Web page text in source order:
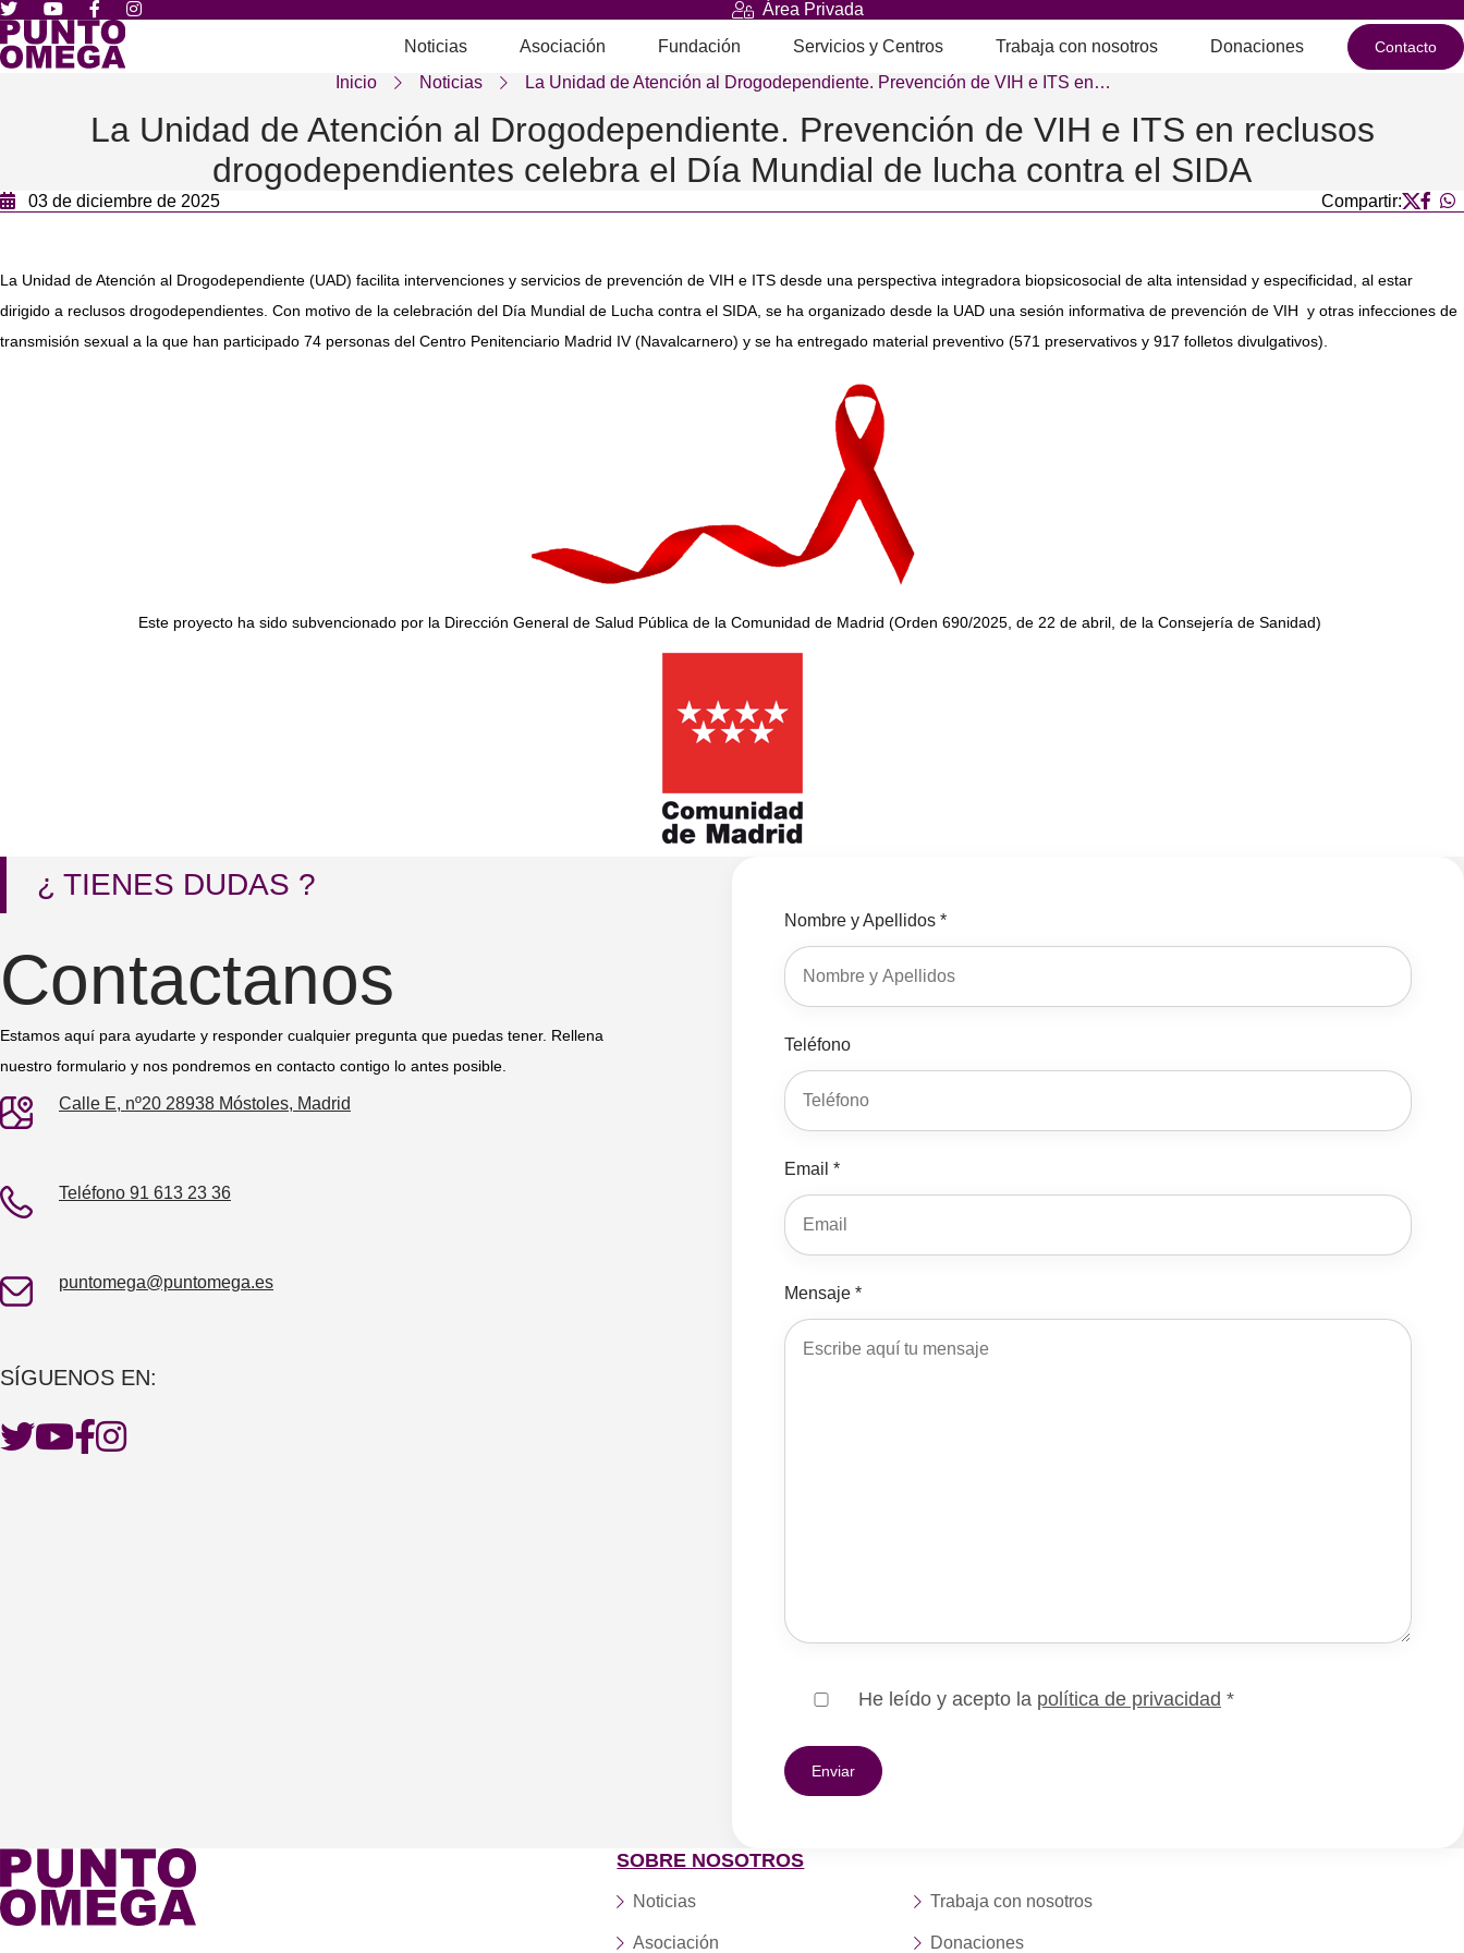
Área Privada
Noticias
Asociación Fundación Servicios y Centros Trabaja con nosotros Donaciones Contacto
Inicio Noticias La Unidad de Atención al Drogodependiente. Prevención de VIH e ITS en…
La Unidad de Atención al Drogodependiente. Prevención de VIH e ITS en reclusos
drogodependientes celebra el Día Mundial de lucha contra el SIDA
03 de diciembre de 2025 Compartir:
La Unidad de Atención al Drogodependiente (UAD) facilita intervenciones y servicios de prevención de VIH e ITS desde una perspectiva integradora biopsicosocial de alta intensidad y especificidad, al estar
dirigido a reclusos drogodependientes. Con motivo de la celebración del Día Mundial de Lucha contra el SIDA, se ha organizado desde la UAD una sesión informativa de prevención de VIH y otras infecciones de
transmisión sexual a la que han participado 74 personas del Centro Penitenciario Madrid IV (Navalcarnero) y se ha entregado material preventivo (571 preservativos y 917 folletos divulgativos).
Este proyecto ha sido subvencionado por la Dirección General de Salud Pública de la Comunidad de Madrid (Orden 690/2025, de 22 de abril, de la Consejería de Sanidad)
¿ TIENES DUDAS ?
Contactanos
Estamos aquí para ayudarte y responder cualquier pregunta que puedas tener. Rellena
nuestro formulario y nos pondremos en contacto contigo lo antes posible.
Calle E, nº20 28938 Móstoles, Madrid
Teléfono 91 613 23 36
puntomega@puntomega.es
SÍGUENOS EN:
Nombre y Apellidos *
Teléfono
Email *
Mensaje *
He leído y acepto la política de privacidad *
SOBRE NOSOTROS
Noticias
Asociación
Trabaja con nosotros
Donaciones